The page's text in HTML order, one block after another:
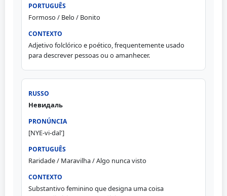
Formoso / Belo / Bonito
Adjetivo folclórico e poético, frequentemente usado
para descrever pessoas ou o amanhecer.
Невидаль
[NYE-vi-dal']
Raridade / Maravilha / Algo nunca visto
Substantivo feminino que designa uma coisa